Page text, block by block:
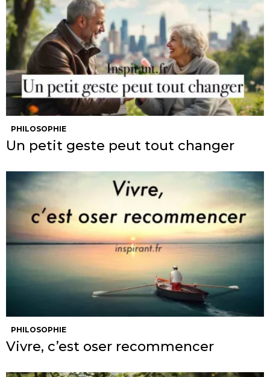
PHILOSOPHIE
Un petit geste peut tout changer
PHILOSOPHIE
Vivre, c’est oser recommencer